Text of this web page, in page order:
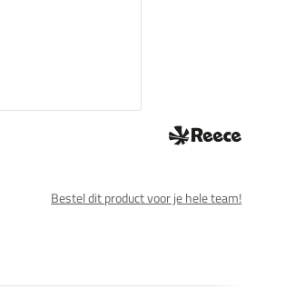
Bestel dit product voor je hele team!